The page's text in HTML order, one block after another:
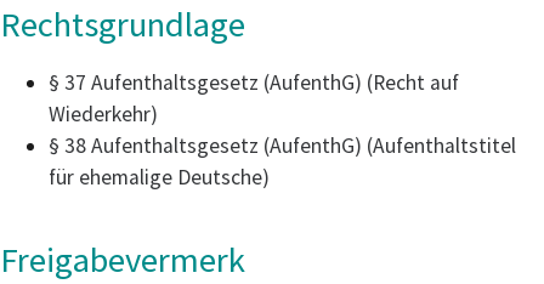
Rechtsgrundlage
§ 37 Aufenthaltsgesetz (AufenthG) (Recht auf
Wiederkehr)
§ 38 Aufenthaltsgesetz (AufenthG) (Aufenthaltstitel
für ehemalige Deutsche)
Freigabevermerk